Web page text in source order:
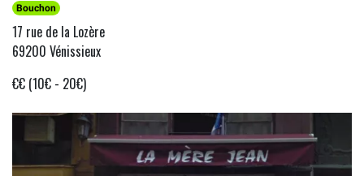
Bouchon
17 rue de la Lozère
69200 Vénissieux
€€ (10€ - 20€)